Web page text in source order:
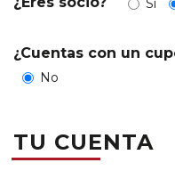
Si
¿Cuentas con un
No
TU CUENTA